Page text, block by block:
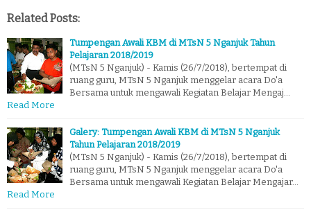
Related Posts:
Tumpengan Awali KBM di MTsN 5 Nganjuk Tahun
Pelajaran 2018/2019
(MTsN 5 Nganjuk) - Kamis (26/7/2018), bertempat di
ruang guru, MTsN 5 Nganjuk menggelar acara Do'a
Bersama untuk mengawali Kegiatan Belajar Mengaj…
Read More
Galery: Tumpengan Awali KBM di MTsN 5 Nganjuk
Tahun Pelajaran 2018/2019
(MTsN 5 Nganjuk) - Kamis (26/7/2018), bertempat di
ruang guru, MTsN 5 Nganjuk menggelar acara Do'a
Bersama untuk mengawali Kegiatan Belajar Mengajar…
Read More